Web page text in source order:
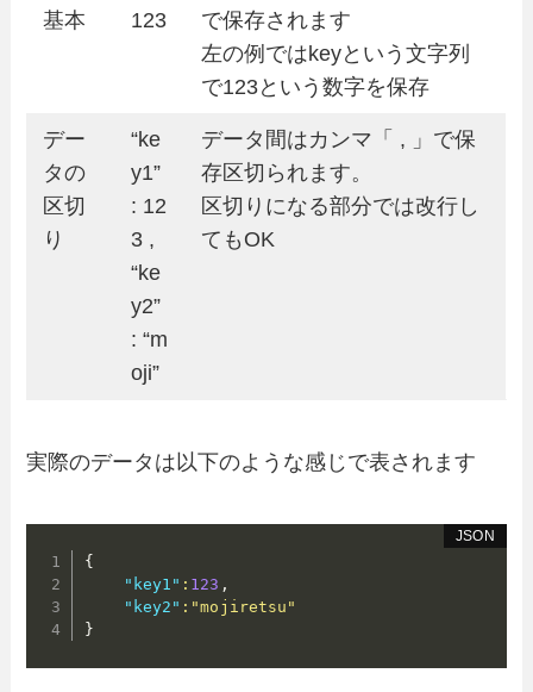
基本
123
で保存されます
左の例ではkeyという文字列
で123という数字を保存
デー
タの
区切
り
“ke
y1”
: 12
3 ,
“ke
y2”
: “m
oji”
データ間はカンマ「 , 」で保
存区切られます。
区切りになる部分では改行し
てもOK
実際のデータは以下のような感じで表されます
{
"key1" : 123 ,
"key2" : "mojiretsu"
}